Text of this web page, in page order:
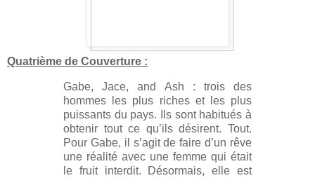
Quatrième de Couverture :
Gabe, Jace, and Ash : trois des
hommes les plus riches et les plus
puissants du pays. Ils sont habitués à
obtenir tout ce qu’ils désirent. Tout.
Pour Gabe, il s’agit de faire d’un rêve
une réalité avec une femme qui était
le fruit interdit. Désormais, elle est